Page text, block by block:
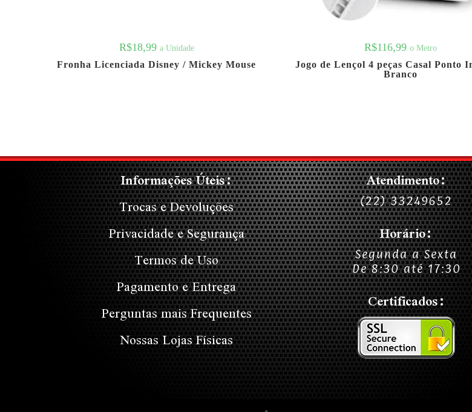
R$18,99 a Unidade
Fronha Licenciada Disney / Mickey Mouse
R$116,99 o Metro
Jogo de Lençol 4 peças Casal Ponto
Branco
Informações Úteis:
Trocas e Devoluções
Privacidade e Segurança
Termos de Uso
Pagamento e Entrega
Perguntas mais Frequentes
Nossas Lojas Físicas
Atendimento:
(22) 33249652
Horário:
Segunda a Sexta
De 8:30 até 17:30
Certificados: